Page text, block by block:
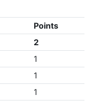
Points
2
1
1
1